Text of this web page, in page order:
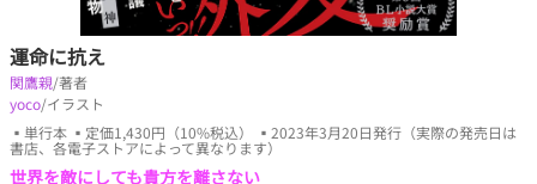
運命に抗え
関鷹親/著者
yoco/イラスト
▪単行本 ▪定価1,430円（10%税込） ▪2023年3月20日発行（実際の発売日は
書店、各電子ストアによって異なります）
世界を敵にしても貴方を離さない